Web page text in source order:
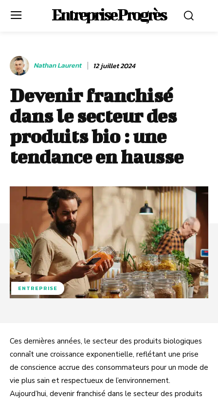
Entreprise Progrès
Nathan Laurent 12 juillet 2024
Devenir franchisé
dans le secteur des
produits bio : une
tendance en hausse
ENTREPRISE
Ces dernières années, le secteur des produits biologiques
connaît une croissance exponentielle, reflétant une prise
de conscience accrue des consommateurs pour un mode de
vie plus sain et respectueux de l’environnement.
Aujourd’hui, devenir franchisé dans le secteur des produits